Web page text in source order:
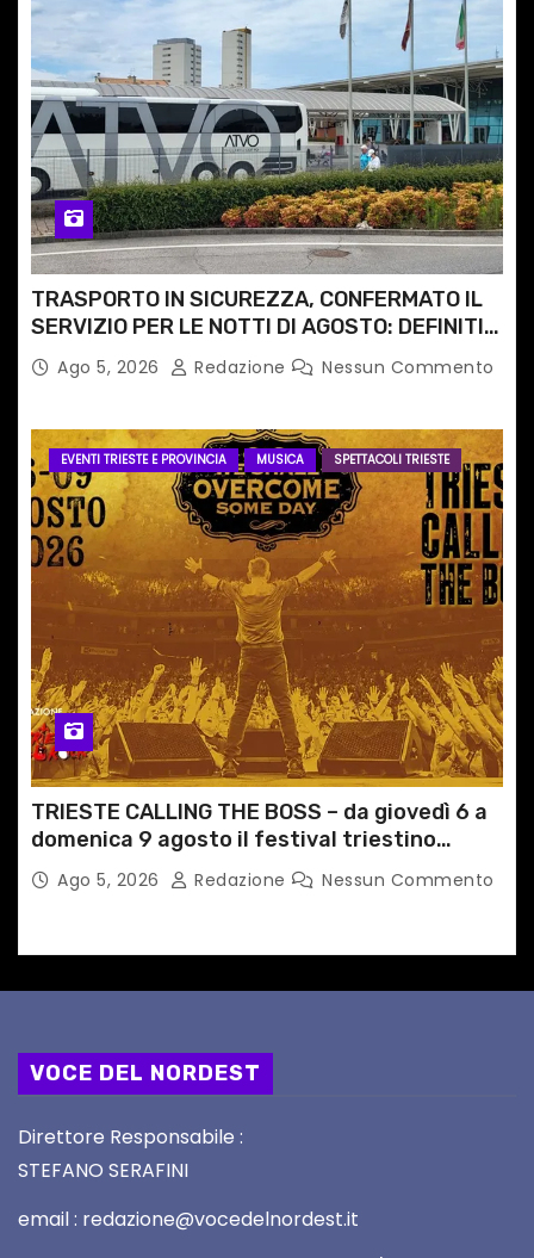
TRASPORTO IN SICUREZZA, CONFERMATO IL
SERVIZIO PER LE NOTTI DI AGOSTO: DEFINITI
PERCORSI, FERMATE E ORARIO
Ago 5, 2026 Redazione Nessun Commento
EVENTI TRIESTE E PROVINCIA MUSICA SPETTACOLI TRIESTE
TRIESTE CALLING THE BOSS – da giovedì 6 a
domenica 9 agosto il festival triestino
dedicato a Springsteen
Ago 5, 2026 Redazione Nessun Commento
VOCE DEL NORDEST
Direttore Responsabile :
STEFANO SERAFINI
email : redazione@vocedelnordest.it